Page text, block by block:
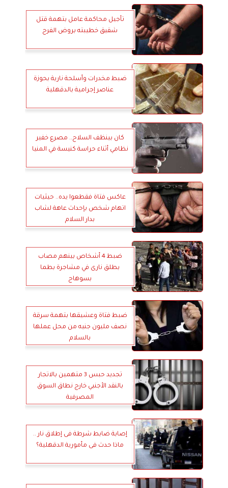
تأجيل محاكمة عامل بتهمة قتل
شقيق خطيبته بروض الفرج
ضبط مخدرات وأسلحة نارية بحوزة
عناصر إجرامية بالدقهلية
كان بينظف السلاح.. مصرع خفير
نظامي أثناء حراسة كنيسة في المنيا
عاكس فتاة فقطعوا يده.. حيثيات
اتهام شخص بإحداث عاهة لشاب
بدار السلام
ضبط 4 أشخاص بينهم مصاب
بطلق نارى في مشاجرة بطما
بسوهاج
ضبط فتاة وعشيقها بتهمة سرقة
نصف مليون جنيه من محل عملها
بالسلام
تجديد حبس 3 متهمين بالاتجار
بالنقد الأجنبي خارج نطاق السوق
المصرفية
إصابة ضابط شرطة فى إطلاق نار ..
ماذا حدث فى مأمورية الدقهلية؟